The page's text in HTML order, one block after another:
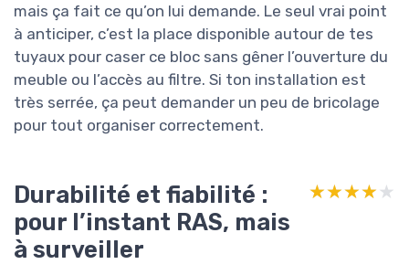
mais ça fait ce qu’on lui demande. Le seul vrai point
à anticiper, c’est la place disponible autour de tes
tuyaux pour caser ce bloc sans gêner l’ouverture du
meuble ou l’accès au filtre. Si ton installation est
très serrée, ça peut demander un peu de bricolage
pour tout organiser correctement.
Durabilité et fiabilité :
pour l’instant RAS, mais
à surveiller
★★★★★
★★★★★